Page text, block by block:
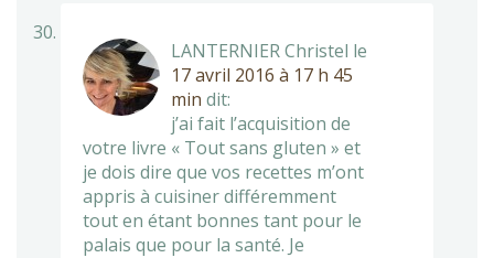
LANTERNIER Christel le
17 avril 2016 à 17 h 45
min dit:
j’ai fait l’acquisition de
votre livre « Tout sans gluten » et
je dois dire que vos recettes m’ont
appris à cuisiner différemment
tout en étant bonnes tant pour le
palais que pour la santé. Je